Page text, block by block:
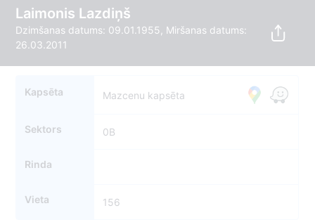
Laimonis Lazdiņš
Dzimšanas datums: 09.01.1955, Miršanas datums:
26.03.2011
Kapsēta Mazcenu kapsēta
Sektors 0B
Rinda
Vieta 156